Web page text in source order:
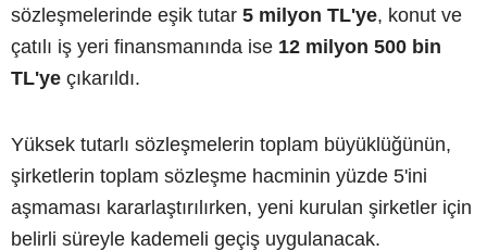
sözleşmelerinde eşik tutar 5 milyon TL'ye, konut ve
çatılı iş yeri finansmanında ise 12 milyon 500 bin
TL'ye çıkarıldı.
Yüksek tutarlı sözleşmelerin toplam büyüklüğünün,
şirketlerin toplam sözleşme hacminin yüzde 5'ini
aşmaması kararlaştırılırken, yeni kurulan şirketler için
belirli süreyle kademeli geçiş uygulanacak.